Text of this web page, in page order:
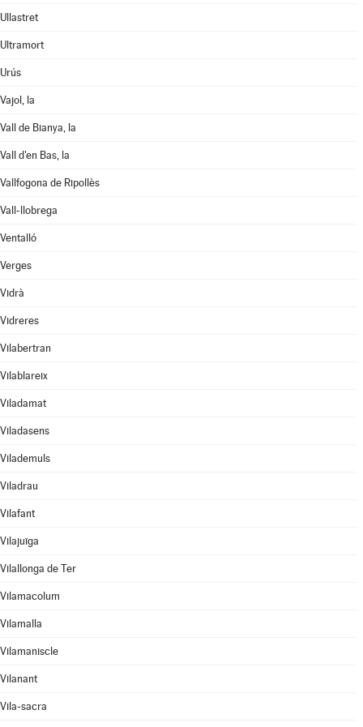
Ullastret
Ultramort
Urús
Vajol, la
Vall de Bianya, la
Vall d'en Bas, la
Vallfogona de Ripollès
Vall-llobrega
Ventalló
Verges
Vidrà
Vidreres
Vilabertran
Vilablareix
Viladamat
Viladasens
Vilademuls
Viladrau
Vilafant
Vilajuïga
Vilallonga de Ter
Vilamacolum
Vilamalla
Vilamaniscle
Vilanant
Vila-sacra